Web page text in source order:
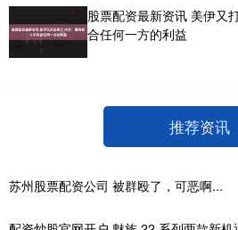
股票配资最新资讯 美伊又
合任何一方的利益
推荐资讯
苏州股票配资公司 被群殴了，可恶啊...